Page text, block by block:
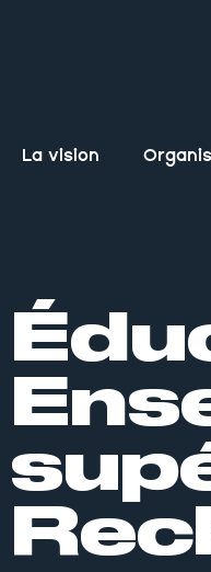
La vision